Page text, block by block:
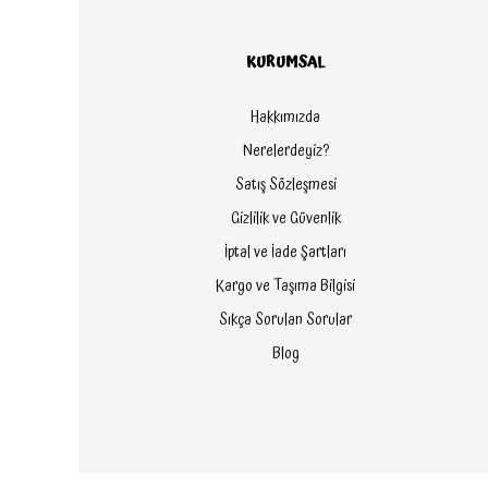
KURUMSAL
Hakkımızda
Nerelerdeyiz?
Satış Sözleşmesi
Gizlilik ve Güvenlik
İptal ve İade Şartları
Kargo ve Taşıma Bilgisi
Sıkça Sorulan Sorular
Blog